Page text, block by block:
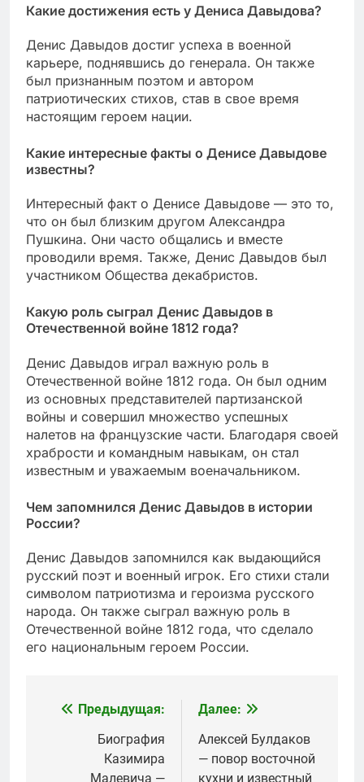
Какие достижения есть у Дениса Давыдова?
Денис Давыдов достиг успеха в военной
карьере, поднявшись до генерала. Он также
был признанным поэтом и автором
патриотических стихов, став в свое время
настоящим героем нации.
Какие интересные факты о Денисе Давыдове
известны?
Интересный факт о Денисе Давыдове — это то,
что он был близким другом Александра
Пушкина. Они часто общались и вместе
проводили время. Также, Денис Давыдов был
участником Общества декабристов.
Какую роль сыграл Денис Давыдов в
Отечественной войне 1812 года?
Денис Давыдов играл важную роль в
Отечественной войне 1812 года. Он был одним
из основных представителей партизанской
войны и совершил множество успешных
налетов на французские части. Благодаря своей
храбрости и командным навыкам, он стал
известным и уважаемым военачальником.
Чем запомнился Денис Давыдов в истории
России?
Денис Давыдов запомнился как выдающийся
русский поэт и военный игрок. Его стихи стали
символом патриотизма и героизма русского
народа. Он также сыграл важную роль в
Отечественной войне 1812 года, что сделало
его национальным героем России.
Навигация
записям
Предыдущая:
Биография
Казимира
Малевича —
Далее:
Алексей Булдаков
— повор восточной
кухни и известный